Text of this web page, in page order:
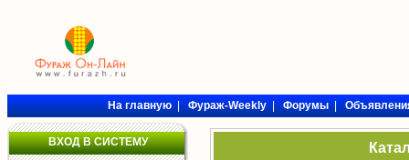
На главную|Фураж-Weekly|Форумы|
ВХОД В СИСТЕМУ